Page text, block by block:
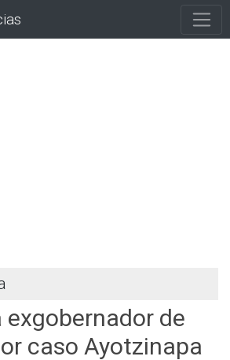
exgobernador de
caso Ayotzinapa